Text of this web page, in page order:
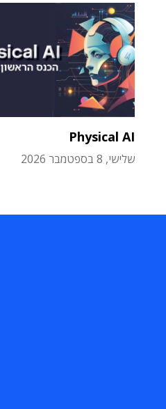
Physical AI
שלישי, 8 בספטמבר 2026